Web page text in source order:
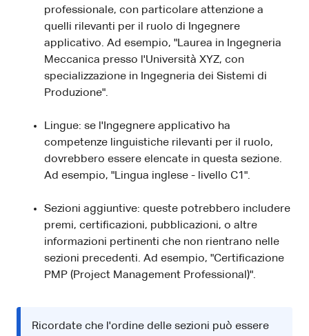
professionale, con particolare attenzione a
quelli rilevanti per il ruolo di Ingegnere
applicativo. Ad esempio, "Laurea in Ingegneria
Meccanica presso l'Università XYZ, con
specializzazione in Ingegneria dei Sistemi di
Produzione".
Lingue: se l'Ingegnere applicativo ha
competenze linguistiche rilevanti per il ruolo,
dovrebbero essere elencate in questa sezione.
Ad esempio, "Lingua inglese - livello C1".
Sezioni aggiuntive: queste potrebbero includere
premi, certificazioni, pubblicazioni, o altre
informazioni pertinenti che non rientrano nelle
sezioni precedenti. Ad esempio, "Certificazione
PMP (Project Management Professional)".
Ricordate che l'ordine delle sezioni può essere